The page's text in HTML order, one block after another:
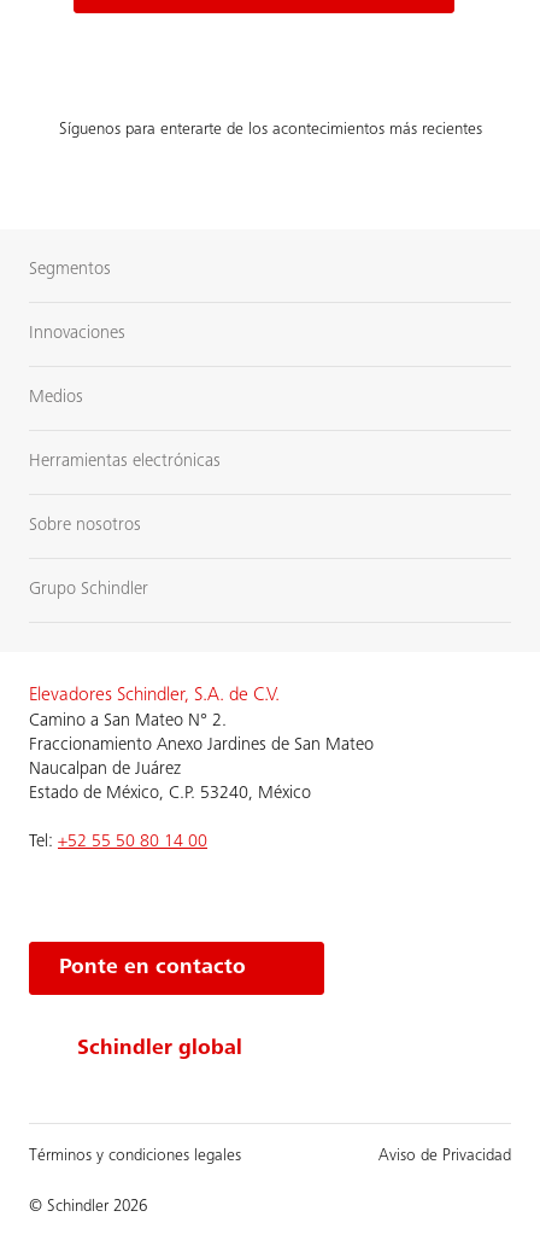
Síguenos para enterarte de los acontecimientos más recientes
Segmentos
Innovaciones
Medios
Herramientas electrónicas
Sobre nosotros
Grupo Schindler
Elevadores Schindler, S.A. de C.V.
Camino a San Mateo N° 2.
Fraccionamiento Anexo Jardines de San Mateo
Naucalpan de Juárez
Estado de México, C.P. 53240, México
Tel: +52 55 50 80 14 00
Ponte en contacto
Schindler global
© Schindler 2026
Términos y condiciones legales Aviso de Privacidad